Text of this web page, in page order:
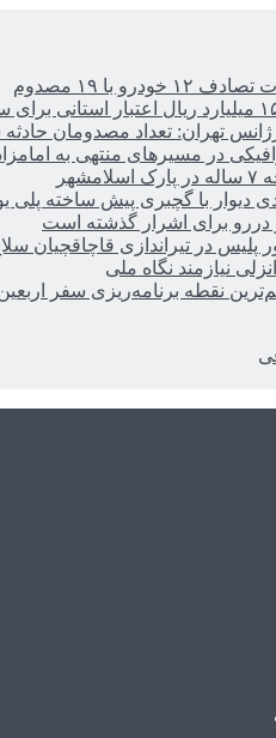
با ۱۹ مصدوم
تهران: تعداد مصدومان حادثه شهرک
در مسیرهای منتهی به
دیوار با گچبری پیش ساخته
دررو برای اشرار گذشته است
پلیس در تیراندازی قاچاقچیان
نیازمند نگاه ملی
نقطه برنامه‌ریزی سفر